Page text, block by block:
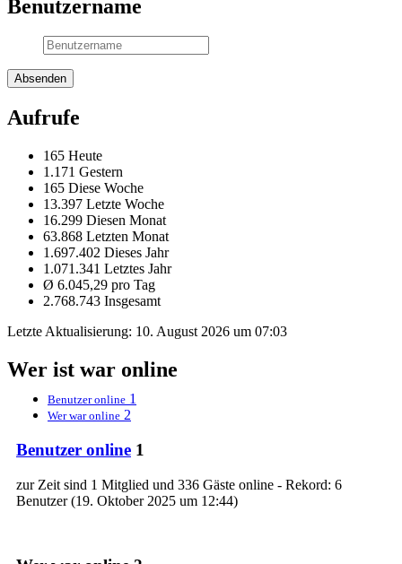
Benutzername
Aufrufe
165 Heute
1.171 Gestern
165 Diese Woche
13.397 Letzte Woche
16.299 Diesen Monat
63.868 Letzten Monat
1.697.402 Dieses Jahr
1.071.341 Letztes Jahr
Ø 6.045,29 pro Tag
2.768.743 Insgesamt
Letzte Aktualisierung: 10. August 2026 um 07:03
Wer ist war online
Benutzer online 1
Wer war online 2
Benutzer online 1
zur Zeit sind 1 Mitglied und 336 Gäste online - Rekord: 6
Benutzer (19. Oktober 2025 um 12:44)